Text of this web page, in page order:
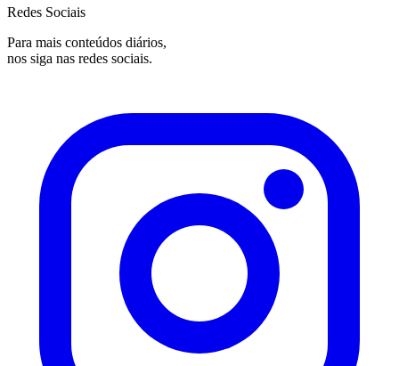
Redes Sociais
Para mais conteúdos diários,
nos siga nas redes sociais.